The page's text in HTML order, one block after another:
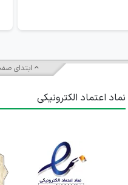
ابتدای
نماد اعتماد الکترونیکی